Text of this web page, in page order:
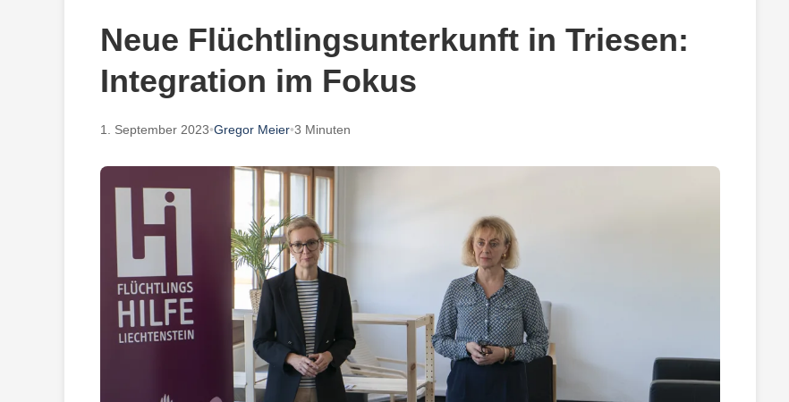
Neue Flüchtlingsunterkunft in Triesen:
Integration im Fokus
1. September 2023•Gregor Meier•3 Minuten